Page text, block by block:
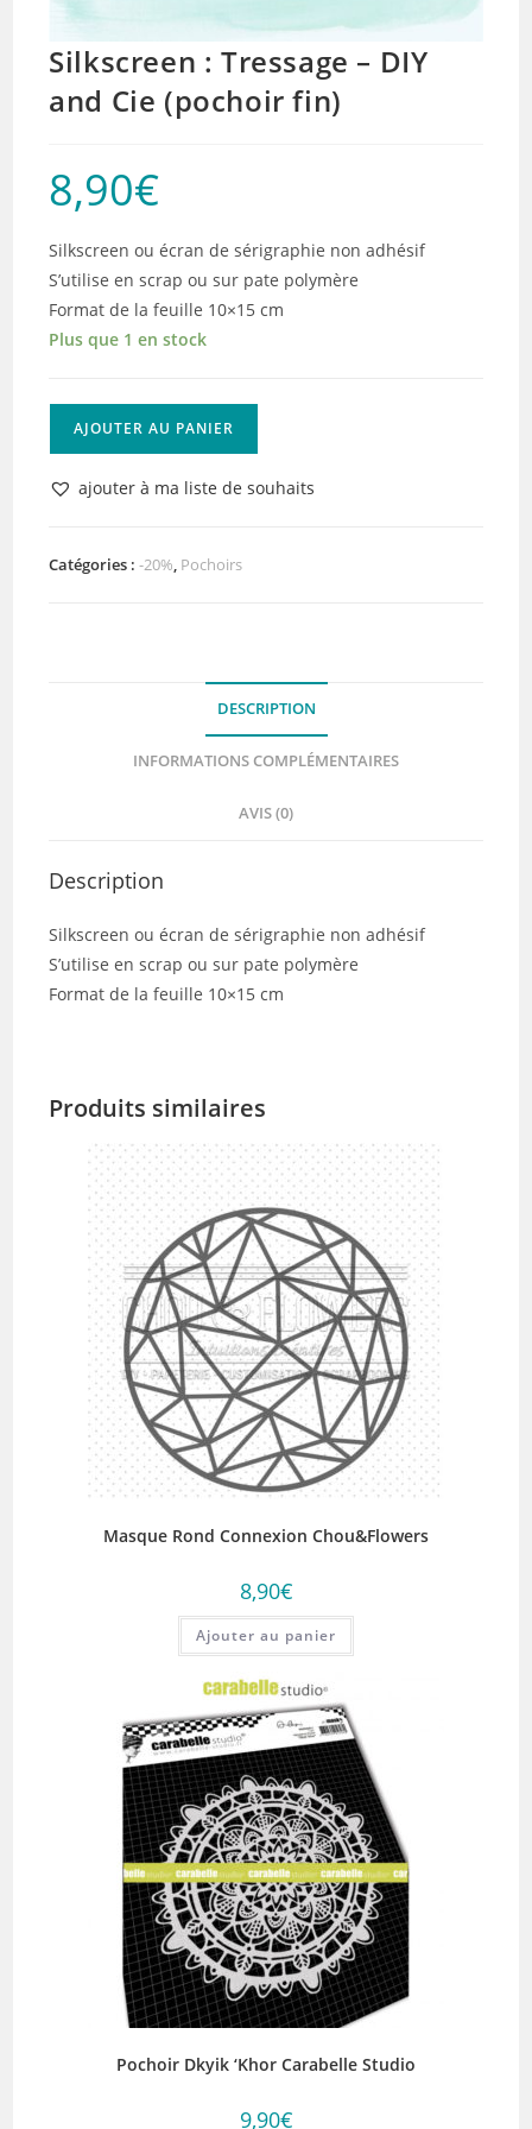
Silkscreen : Tressage – DIY
and Cie (pochoir fin)
8,90€
Silkscreen ou écran de sérigraphie non adhésif
S’utilise en scrap ou sur pate polymère
Format de la feuille 10×15 cm
Plus que 1 en stock
Silkscreen
-
AJOUTER AU PANIER
ajouter à ma liste de souhaits
Catégories :-20%, Pochoirs
DESCRIPTION
INFORMATIONS COMPLÉMENTAIRES
AVIS (0)
Description
Silkscreen ou écran de sérigraphie non adhésif
S’utilise en scrap ou sur pate polymère
Format de la feuille 10×15 cm
Produits similaires
Masque Rond Connexion Chou&Flowers
8,90€
Ajouter au panier
Pochoir Dkyik ‘Khor Carabelle Studio
9,90€